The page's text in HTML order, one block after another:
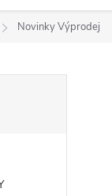
Novinky Výprodej